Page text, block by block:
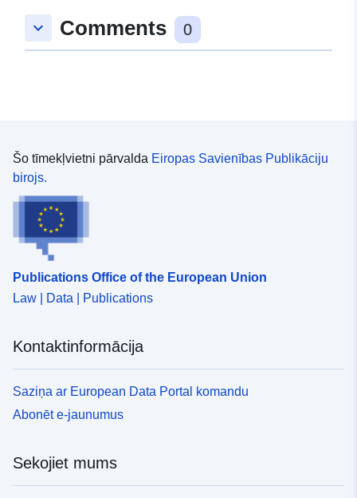
atrašanās vieta:
47.961032 ], [ 8.4712706,
47.961032 ], [ 8.4712706,
Telpiskais
resurss:
uriRef:
keyboard_arrow_down Comments 0
Šo tīmekļvietni pārvalda Eiropas Savienības Publikāciju
birojs.
Publications Office of the European Union
Law | Data | Publications
Kontaktinformācija
Saziņa ar European Data Portal komandu
Abonēt e-jaunumus
Sekojiet mums